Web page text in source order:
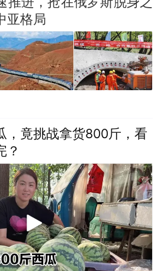
亚格局
，竟挑战拿货800斤，看
？